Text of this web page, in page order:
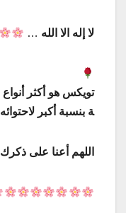
لا إله الا الله …
تويكس هو أكثر أنواع
ة بنسبة أكبر لاحتوائه
اللهم أعنا على ذكرك